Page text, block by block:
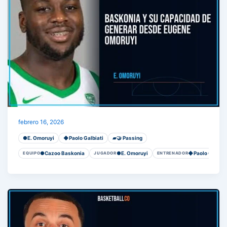
Baskonia y su capacidad de generar desde
febrero 16, 2026
●E. Omoruyi ◆Paolo Galbiati ▰🤝 Passing
EQUIPO●Cazoo Baskonia JUGADOR●E. Omoruyi ENTRENADOR◆Paolo